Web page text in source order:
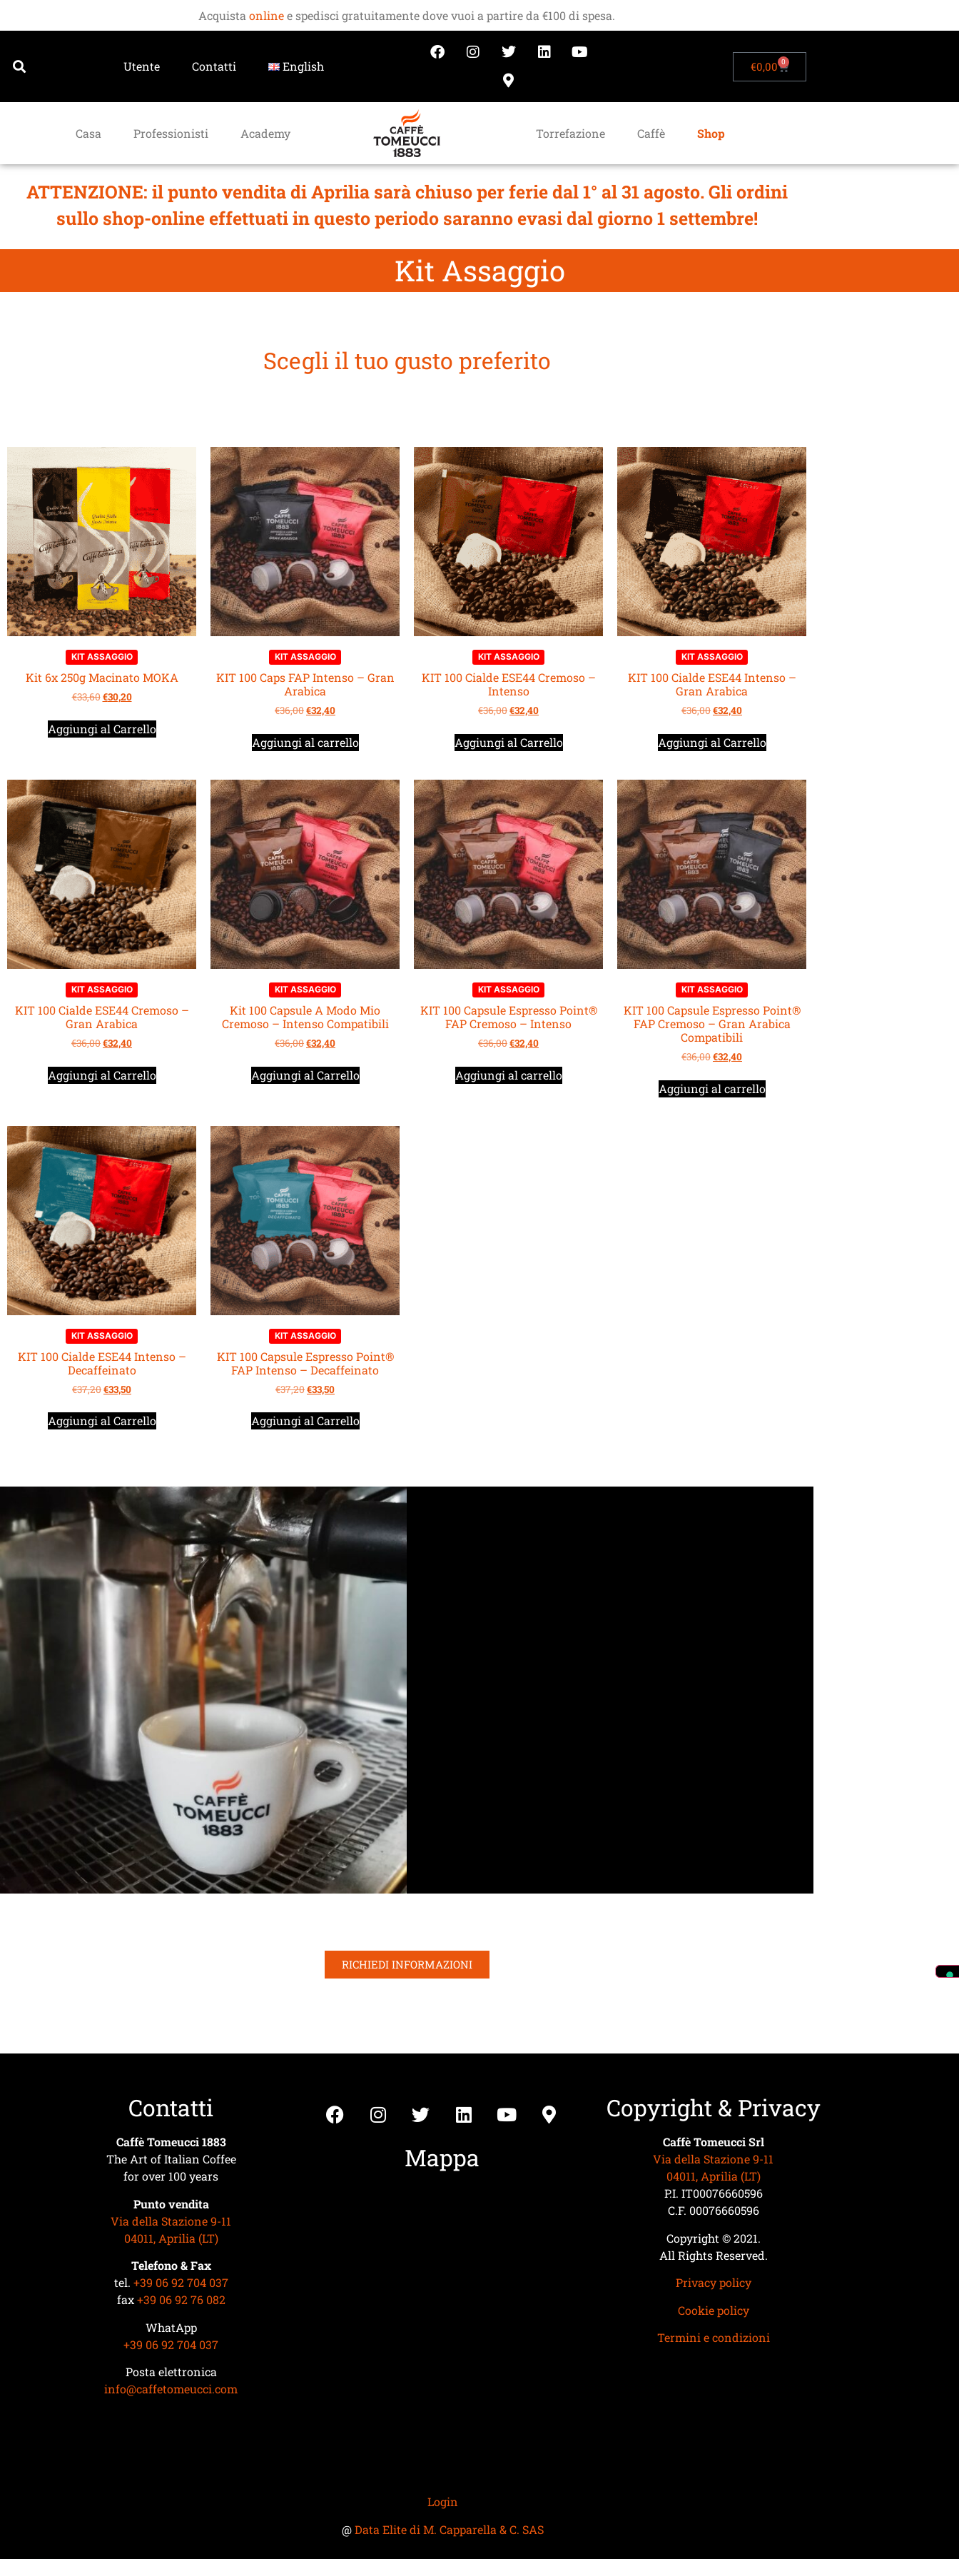
Acquista onlinee spedisci gratuitamente dove vuoi a partire da €100 di spesa.
Utente Contatti English €0,00 0
Casa Professionisti Academy Torrefazione Caffè Shop
ATTENZIONE: il punto vendita di Aprilia sarà chiuso per ferie dal 1° al 31 agosto. Gli ordini
sullo shop-online effettuati in questo periodo saranno evasi dal giorno 1 settembre!
Kit Assaggio
Scegli il tuo gusto preferito
KIT ASSAGGIO
Kit 6x 250g Macinato MOKA
€33,60€30,20
Aggiungi al Carrello
KIT ASSAGGIO
KIT 100 Caps FAP Intenso – Gran
Arabica
€36,00€32,40
Aggiungi al carrello
KIT ASSAGGIO
KIT 100 Cialde ESE44 Cremoso –
Intenso
€36,00€32,40
Aggiungi al Carrello
KIT ASSAGGIO
KIT 100 Cialde ESE44 Intenso –
Gran Arabica
€36,00€32,40
Aggiungi al Carrello
KIT ASSAGGIO
KIT 100 Cialde ESE44 Cremoso –
Gran Arabica
€36,00€32,40
Aggiungi al Carrello
KIT ASSAGGIO
Kit 100 Capsule A Modo Mio
Cremoso – Intenso Compatibili
€36,00€32,40
Aggiungi al Carrello
KIT ASSAGGIO
KIT 100 Capsule Espresso Point®
FAP Cremoso – Intenso
€36,00€32,40
Aggiungi al carrello
KIT ASSAGGIO
KIT 100 Capsule Espresso Point®
FAP Cremoso – Gran Arabica
Compatibili
€36,00€32,40
Aggiungi al carrello
KIT ASSAGGIO
KIT 100 Cialde ESE44 Intenso –
Decaffeinato
€37,20€33,50
Aggiungi al Carrello
KIT ASSAGGIO
KIT 100 Capsule Espresso Point®
FAP Intenso – Decaffeinato
€37,20€33,50
Aggiungi al Carrello
RICHIEDI INFORMAZIONI
Contatti
Caffè Tomeucci 1883
The Art of Italian Coffee
for over 100 years
Punto vendita
Via della Stazione 9-11
04011, Aprilia (LT)
Telefono & Fax
tel. +39 06 92 704 037
fax+39 06 92 76 082
WhatApp
+39 06 92 704 037
Posta elettronica
info@caffetomeucci.com
Mappa
Copyright & Privacy
Caffè Tomeucci Srl
Via della Stazione 9-11
04011, Aprilia (LT)
P.I. IT00076660596
C.F. 00076660596
Copyright © 2021.
All Rights Reserved.
Privacy policy
Cookie policy
Termini e condizioni
Login
@Data Elite di M. Capparella & C. SAS